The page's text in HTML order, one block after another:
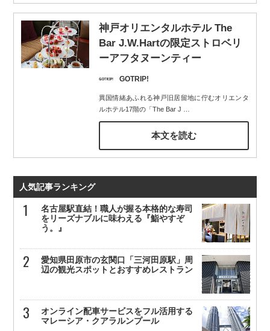
神戸オリエンタルホテル The
Bar J.W.Hartの限定ストロベリ
ーアフタヌーンティー
GOTRIP!
異国情緒あふれる神戸旧居留地に佇むオリエンタ
ルホテル17階の「The Bar J
本文を読む
人気記事ランキング
名古屋駅直結！職人が握る本格的な寿司
をリーズナブルに味わえる『鮨やすぞ
う。』
愛知県田原市の玄関口「三河田原駅」周
辺の観光スポットとおすすめレストラン
オンライン配車サービスをフル活用する
マレーシア・クアラルンプール